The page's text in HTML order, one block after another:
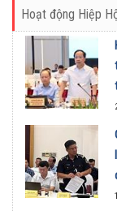
Hoạt động Hiệp